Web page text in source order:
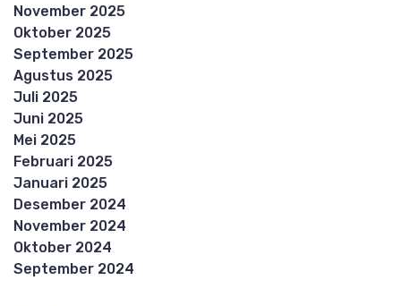
November 2025
Oktober 2025
September 2025
Agustus 2025
Juli 2025
Juni 2025
Mei 2025
Februari 2025
Januari 2025
Desember 2024
November 2024
Oktober 2024
September 2024